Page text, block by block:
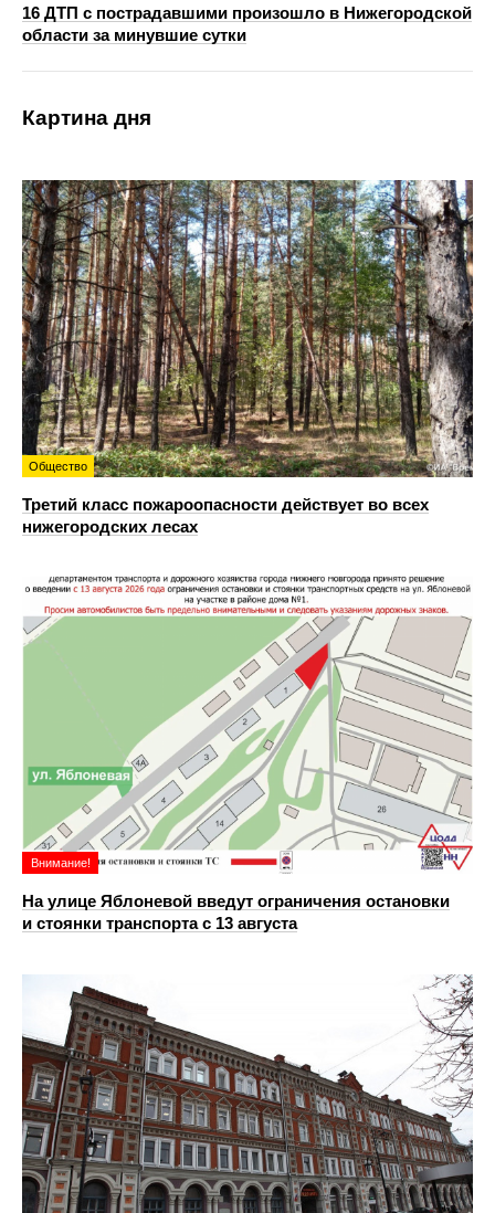
16 ДТП с пострадавшими произошло в Нижегородской
области за минувшие сутки
Картина дня
Общество
Третий класс пожароопасности действует во всех
нижегородских лесах
Внимание!
На улице Яблоневой введут ограничения остановки
и стоянки транспорта с 13 августа